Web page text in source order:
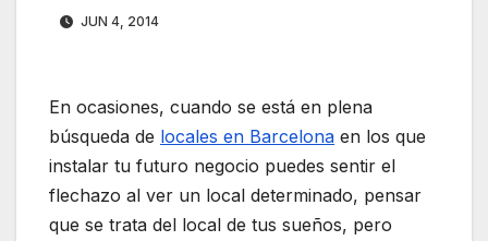
JUN 4, 2014
En ocasiones, cuando se está en plena
búsqueda de locales en Barcelona en los que
instalar tu futuro negocio puedes sentir el
flechazo al ver un local determinado, pensar
que se trata del local de tus sueños, pero